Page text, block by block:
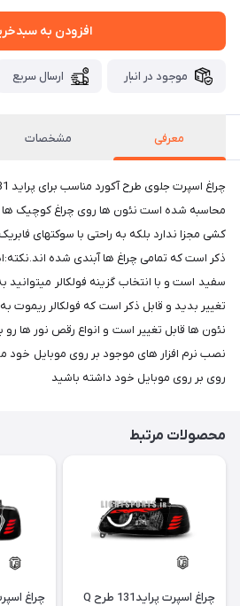
افزودن به
موجود در انبار ارسال سریع
معرفی مشخصات
محاسبه شده است نئون ها روی چراغ کوچیک
کشی مجزا ندارد بلکه به راحتی با سوکتهای
ذکر است که تمامی چراغ ها آبندی شده
سفید است و با انتخاب گزینه فولکالر میتوانید
تغییر بدید و قابل ذکر است که فولکالر ریموت
نصب نرم افزار های موجود بر روی موبایل خود
روی بر روی موبایل خود داشته باشید
محصولات مرتبط
چراغ اسپرت پراید131 طرح Q